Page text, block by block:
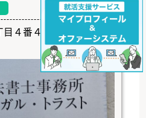
４番４号 ペルテ金城